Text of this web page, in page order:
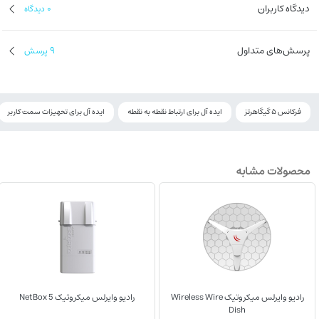
دیدگاه کاربران 0 دیدگاه
پرسش‌های متداول 9پرسش
فرکانس 5 گیگاهرتز ایده آل برای ارتباط نقطه به نقطه ایده آل برای تحهیزات سمت کاربر
محصولات مشابه
رادیو وایرلس میکروتیک Wireless Wire
Dish
رادیو وایرلس میکروتیک NetBox 5